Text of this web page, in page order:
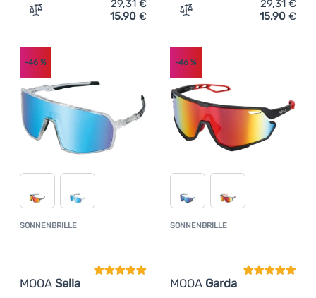
Anmelden /
Zum Vergleich 'Sonnenbrille MOOA Como' hinzufügen
29,31€
15,90 € Zum Vergleich
29,31€
15,90 €
SONNENBRILLE
MOOA Sella
Kundenbewertung
-46 %
SONNENBRILLE
MOOA Garda
-46%